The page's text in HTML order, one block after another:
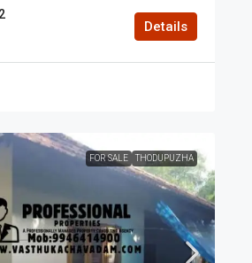
2
Details
FOR SALE THODUPUZHA